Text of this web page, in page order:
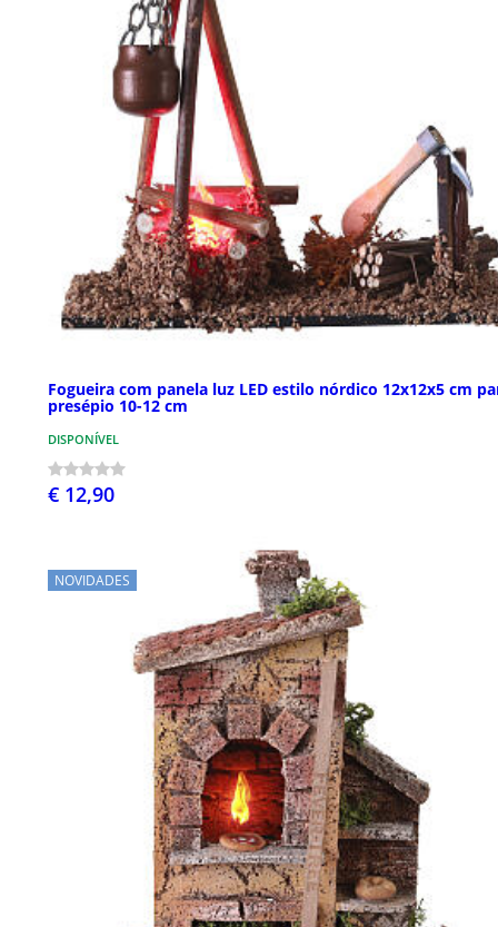
Fogueira com panela luz LED estilo nórdico 12x12x5 cm
presépio 10-12 cm
DISPONÍVEL
€ 12,90
NOVIDADES